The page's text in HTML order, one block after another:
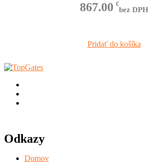
€
867.00 bez DPH
Pridať do košíka
Odkazy
Domov